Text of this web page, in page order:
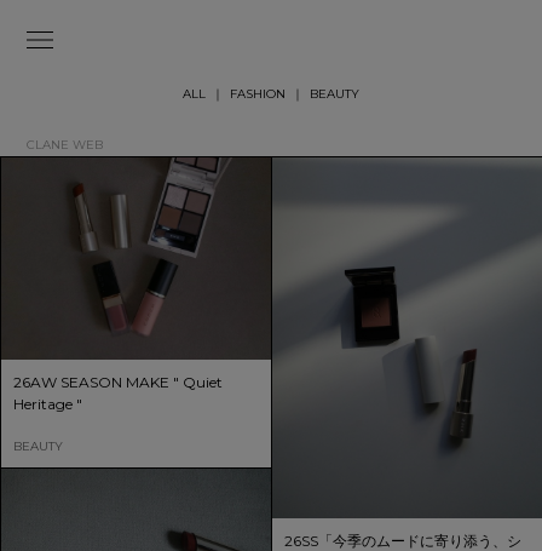
ALL FASHION BEAUTY
CLANE WEB
26AW SEASON MAKE " Quiet
Heritage "
BEAUTY
26SS「今季のムードに寄り添う、シ